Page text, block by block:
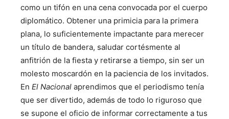
como un tifón en una cena convocada por el cuerpo
diplomático. Obtener una primicia para la primera
plana, lo suficientemente impactante para merecer
un título de bandera, saludar cortésmente al
anfitrión de la fiesta y retirarse a tiempo, sin ser un
molesto moscardón en la paciencia de los invitados.
En El Nacional aprendimos que el periodismo tenía
que ser divertido, además de todo lo riguroso que
se supone el oficio de informar correctamente a tus